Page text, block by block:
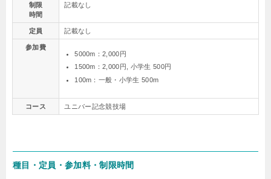
制限
時間
記載なし
定員 記載なし
参加費
5000m：2,000円
1500m：2,000円, 小学生 500円
100m：一般・小学生 500m
コース ユニバー記念競技場
種目・定員・参加料・制限時間